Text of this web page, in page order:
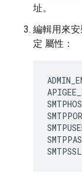
址。
編輯用來
定 屬性：